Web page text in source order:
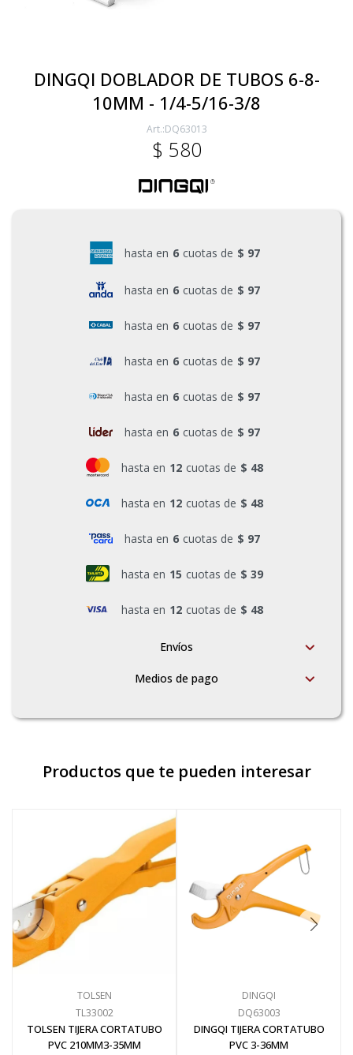
DINGQI DOBLADOR DE TUBOS 6-8-
10MM - 1/4-5/16-3/8
DQ63013
$ 580
hasta en 6 cuotas de $ 97
hasta en 6 cuotas de $ 97
hasta en 6 cuotas de $ 97
hasta en 6 cuotas de $ 97
hasta en 6 cuotas de $ 97
hasta en 6 cuotas de $ 97
hasta en 12 cuotas de $ 48
hasta en 12 cuotas de $ 48
hasta en 6 cuotas de $ 97
hasta en 15 cuotas de $ 39
hasta en 12 cuotas de $ 48
Envíos
Medios de pago
Productos que te pueden interesar
TOLSEN
TL33002
TOLSEN TIJERA CORTATUBO
PVC 210MM3-35MM
DINGQI
DQ63003
DINGQI TIJERA CORTATUBO
PVC 3-36MM
Herramientas Eléctrica y Batería
Piscinas e Inflables